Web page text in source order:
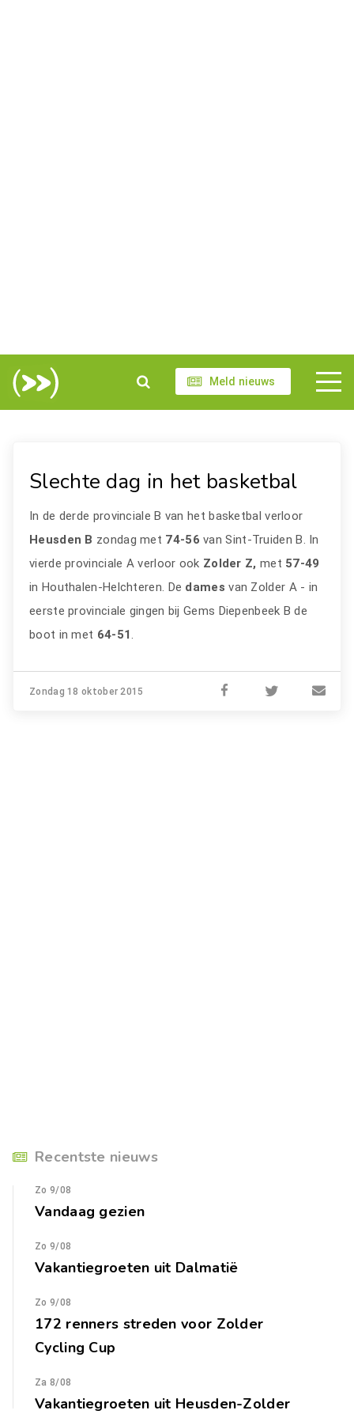
Meld nieuws
Slechte dag in het basketbal
In de derde provinciale B van het basketbal verloor
Heusden B zondag met 74-56 van Sint-Truiden B. In
vierde provinciale A verloor ook Zolder Z, met 57-49
in Houthalen-Helchteren. De damesvan Zolder A - in
eerste provinciale gingen bij Gems Diepenbeek B de
boot in met 64-51.
Zondag 18 oktober 2015
Recentste nieuws
Zo 9/08
Vandaag gezien
Zo 9/08
Vakantiegroeten uit Dalmatië
Zo 9/08
172 renners streden voor Zolder
Cycling Cup
Za 8/08
Vakantiegroeten uit Heusden-Zolder